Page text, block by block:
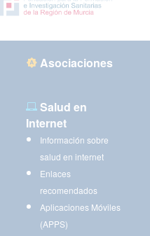
Asociaciones
Salud en
Internet
Información sobre
salud en internet
Enlaces
recomendados
Aplicaciones Móviles
(APPS)